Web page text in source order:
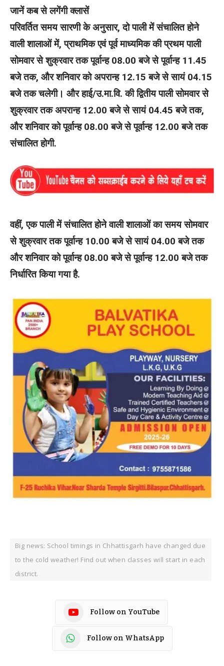
जानें कब से लगेंगी क्लासें
परिवर्तित समय सारणी के अनुसार, दो पाली में संचालित होने
वाली शालाओं में, प्राथमिक एवं पूर्व माध्यमिक की प्रथम पाली
सोमवार से शुक्रवार तक पूर्वान्ह 08.00 बजे से पूर्वान्ह 11.45
बजे तक, और शनिवार को अपरान्ह 12.15 बजे से सायं 04.15
बजे तक चलेगी। और हाई/उ.मा.वि. की द्वितीय पाली सोमवार से
शुक्रवार तक अपरान्ह 12.00 बजे से सायं 04.45 बजे तक,
और शनिवार को पूर्वान्ह 08.00 बजे से पूर्वान्ह 12.00 बजे तक
संचालित होगी.
वहीं, एक पाली में संचालित होने वाली शालाओं का समय सोमवार
से शुक्रवार तक पूर्वान्ह 10.00 बजे से सायं 04.00 बजे तक
और शनिवार को पूर्वान्ह 08.00 बजे से पूर्वान्ह 12.00 बजे तक
निर्धारित किया गया है.
Big news: School timings in Chhattisgarh have changed due
to the cold weather! Find out when classes will start in each
district.
Follow on YouTube
Follow on WhatsApp